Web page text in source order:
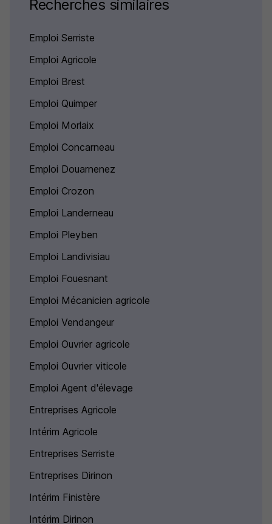
Recherches similaires
Emploi Serriste
Emploi Agricole
Emploi Brest
Emploi Quimper
Emploi Morlaix
Emploi Concarneau
Emploi Douarnenez
Emploi Crozon
Emploi Landerneau
Emploi Pleyben
Emploi Landivisiau
Emploi Fouesnant
Emploi Mécanicien agricole
Emploi Vendangeur
Emploi Ouvrier agricole
Emploi Ouvrier viticole
Emploi Agent d'élevage
Entreprises Agricole
Intérim Agricole
Entreprises Serriste
Entreprises Dirinon
Intérim Finistère
Intérim Dirinon